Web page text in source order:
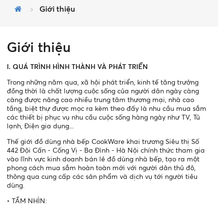
Giới thiệu
Giới thiệu
I. QUÁ TRÌNH HÌNH THÀNH VÀ PHÁT TRIỂN
Trong những năm qua, xã hội phát triển, kinh tế tăng trưởng
đồng thời là chất lượng cuộc sống của người dân ngày càng
càng được nâng cao nhiều trung tâm thương mại, nhà cao
tầng, biệt thự được mọc ra kèm theo đấy là nhu cầu mua sắm
các thiết bị phục vụ nhu cầu cuộc sống hàng ngày như TV, Tủ
lạnh, Điện gia dụng...
Thế giới đồ dùng nhà bếp CookWare khai trương Siêu thị Số
442 Đội Cấn - Cống Vị - Ba Đình - Hà Nội chính thức tham gia
vào lĩnh vực kinh doanh bán lẻ đồ dùng nhà bếp, tạo ra một
phong cách mua sắm hoàn toàn mới với người dân thủ đô,
thông qua cung cấp các sản phẩm và dịch vụ tới người tiêu
dùng.
• TẦM NHÌN: